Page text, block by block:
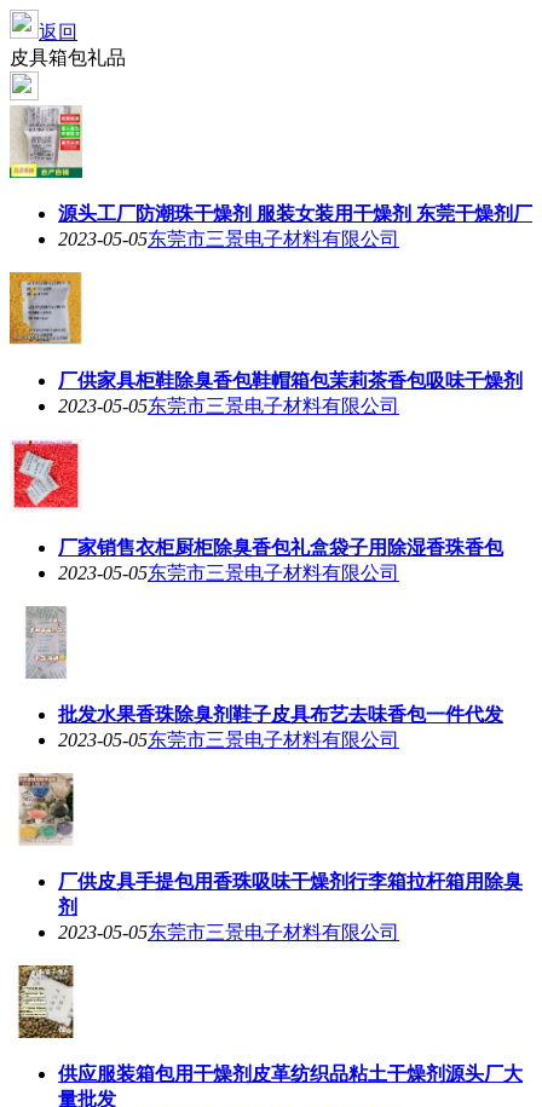
返回
皮具箱包礼品
源头工厂防潮珠干燥剂 服装女装用干燥剂 东莞干燥剂厂
2023-05-05东莞市三景电子材料有限公司
厂供家具柜鞋除臭香包鞋帽箱包茉莉茶香包吸味干燥剂
2023-05-05东莞市三景电子材料有限公司
厂家销售衣柜厨柜除臭香包礼盒袋子用除湿香珠香包
2023-05-05东莞市三景电子材料有限公司
批发水果香珠除臭剂鞋子皮具布艺去味香包一件代发
2023-05-05东莞市三景电子材料有限公司
厂供皮具手提包用香珠吸味干燥剂行李箱拉杆箱用除臭
剂
2023-05-05东莞市三景电子材料有限公司
供应服装箱包用干燥剂皮革纺织品粘土干燥剂源头厂大
量批发